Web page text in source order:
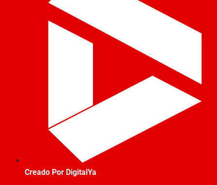
Creado Por DigitalYa